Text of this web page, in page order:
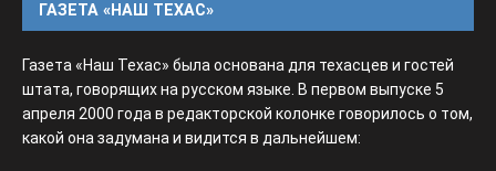
ГАЗЕТА «НАШ ТЕХАС»
Газета «Наш Техас» была основана для техасцев и гостей
штата, говорящих на русском языке. В первом выпуске 5
апреля 2000 года в редакторской колонке говорилось о том,
какой она задумана и видится в дальнейшем: